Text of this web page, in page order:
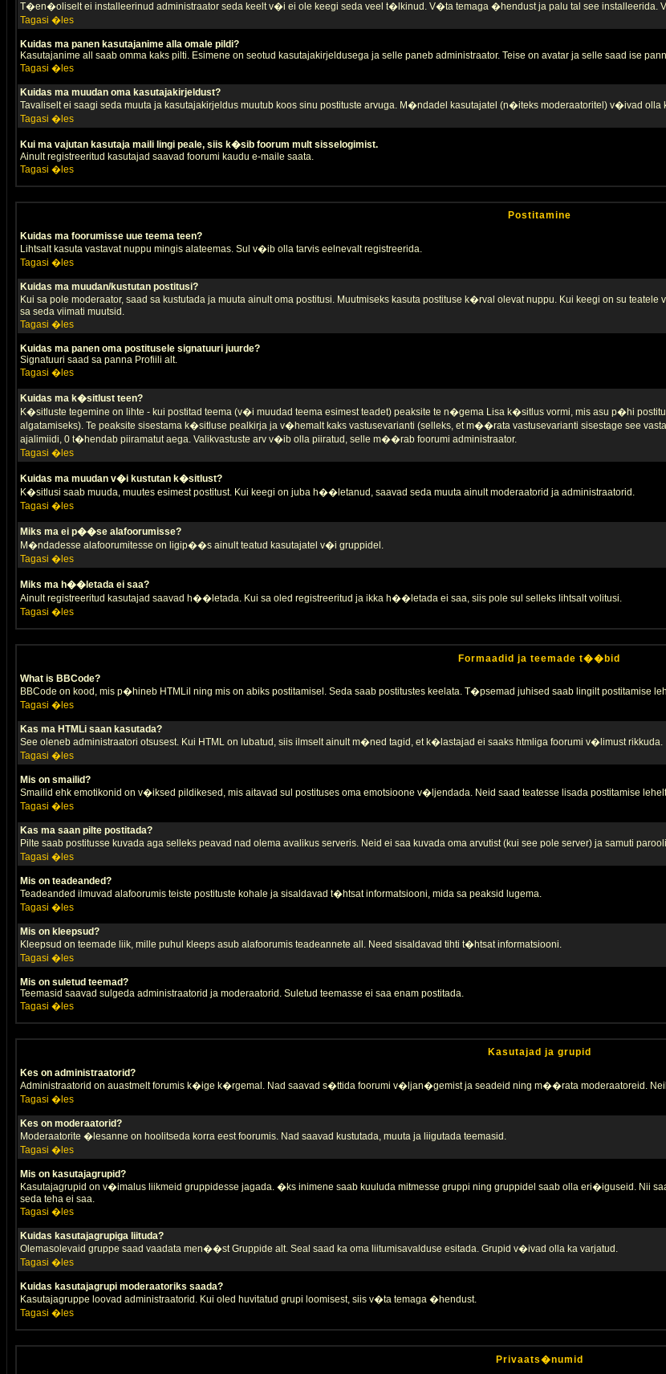
T�en�oliselt ei installeerinud administraator seda keelt v�i ei ole keegi seda veel t�lkinud. V�ta temaga �hendust ja palu tal see
Tagasi �les
Kuidas ma panen kasutajanime alla omale pildi?
Kasutajanime all saab omma kaks pilti. Esimene on seotud kasutajakirjeldusega ja selle paneb administraator. Teise on avatar ja selle saad ise
Tagasi �les
Kuidas ma muudan oma kasutajakirjeldust?
Tavaliselt ei saagi seda muuta ja kasutajakirjeldus muutub koos sinu postituste arvuga. M�ndadel kasutajatel (n�iteks moderaatoritel) v�ivad olla
Tagasi �les
Kui ma vajutan kasutaja maili lingi peale, siis k�sib foorum mult sisselogimist.
Ainult registreeritud kasutajad saavad foorumi kaudu e-maile saata.
Tagasi �les
Postitamine
Kuidas ma foorumisse uue teema teen?
Lihtsalt kasuta vastavat nuppu mingis alateemas. Sul v�ib olla tarvis eelnevalt registreerida.
Tagasi �les
Kuidas ma muudan/kustutan postitusi?
Kui sa pole moderaator, saad sa kustutada ja muuta ainult oma postitusi. Muutmiseks kasuta postituse k�rval olevat nuppu. Kui keegi on su
sa seda viimati muutsid.
Tagasi �les
Kuidas ma panen oma postitusele signatuuri juurde?
Signatuuri saad sa panna Profiili alt.
Tagasi �les
Kuidas ma k�sitlust teen?
K�sitluste tegemine on lihte - kui postitad teema (v�i muudad teema esimest teadet) peaksite te n�gema Lisa k�sitlus vormi, mis asu p�hi
algatamiseks). Te peaksite sisestama k�sitluse pealkirja ja v�hemalt kaks vastusevarianti (selleks, et m��rata vastusevarianti sisestage see
ajalimiidi, 0 t�hendab piiramatut aega. Valikvastuste arv v�ib olla piiratud, selle m��rab foorumi administraator.
Tagasi �les
Kuidas ma muudan v�i kustutan k�sitlust?
K�sitlusi saab muuda, muutes esimest postitust. Kui keegi on juba h��letanud, saavad seda muuta ainult moderaatorid ja administraatorid.
Tagasi �les
Miks ma ei p��se alafoorumisse?
M�ndadesse alafoorumitesse on ligip��s ainult teatud kasutajatel v�i gruppidel.
Tagasi �les
Miks ma h��letada ei saa?
Ainult registreeritud kasutajad saavad h��letada. Kui sa oled registreeritud ja ikka h��letada ei saa, siis pole sul selleks lihtsalt volitusi.
Tagasi �les
Formaadid ja teemade t��bid
What is BBCode?
BBCode on kood, mis p�hineb HTMLil ning mis on abiks postitamisel. Seda saab postitustes keelata. T�psemad juhised saab lingilt postitamise
Tagasi �les
Kas ma HTMLi saan kasutada?
See oleneb administraatori otsusest. Kui HTML on lubatud, siis ilmselt ainult m�ned tagid, et k�lastajad ei saaks htmliga foorumi v�limust rikkuda.
Tagasi �les
Mis on smailid?
Smailid ehk emotikonid on v�iksed pildikesed, mis aitavad sul postituses oma emotsioone v�ljendada. Neid saad teatesse lisada postitamise
Tagasi �les
Kas ma saan pilte postitada?
Pilte saab postitusse kuvada aga selleks peavad nad olema avalikus serveris. Neid ei saa kuvada oma arvutist (kui see pole server) ja samuti
Tagasi �les
Mis on teadeanded?
Teadeanded ilmuvad alafoorumis teiste postituste kohale ja sisaldavad t�htsat informatsiooni, mida sa peaksid lugema.
Tagasi �les
Mis on kleepsud?
Kleepsud on teemade liik, mille puhul kleeps asub alafoorumis teadeannete all. Need sisaldavad tihti t�htsat informatsiooni.
Tagasi �les
Mis on suletud teemad?
Teemasid saavad sulgeda administraatorid ja moderaatorid. Suletud teemasse ei saa enam postitada.
Tagasi �les
Kasutajad ja grupid
Kes on administraatorid?
Administraatorid on auastmelt forumis k�ige k�rgemal. Nad saavad s�ttida foorumi v�ljan�gemist ja seadeid ning m��rata moderaatoreid.
Tagasi �les
Kes on moderaatorid?
Moderaatorite �lesanne on hoolitseda korra eest foorumis. Nad saavad kustutada, muuta ja liigutada teemasid.
Tagasi �les
Mis on kasutajagrupid?
Kasutajagrupid on v�imalus liikmeid gruppidesse jagada. �ks inimene saab kuuluda mitmesse gruppi ning gruppidel saab olla eri�iguseid. Nii
seda teha ei saa.
Tagasi �les
Kuidas kasutajagrupiga liituda?
Olemasolevaid gruppe saad vaadata men��st Gruppide alt. Seal saad ka oma liitumisavalduse esitada. Grupid v�ivad olla ka varjatud.
Tagasi �les
Kuidas kasutajagrupi moderaatoriks saada?
Kasutajagruppe loovad administraatorid. Kui oled huvitatud grupi loomisest, siis v�ta temaga �hendust.
Tagasi �les
Privaats�numid